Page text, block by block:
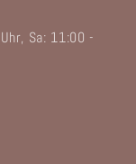
Sa: 11:00 -